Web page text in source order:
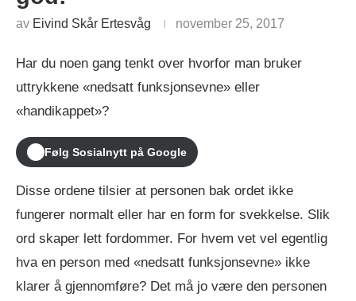
av Eivind Skår Ertesvåg november 25, 2017
Har du noen gang tenkt over hvorfor man bruker
uttrykkene «nedsatt funksjonsevne» eller
«handikappet»?
Følg Sosialnytt på Google
Disse ordene tilsier at personen bak ordet ikke
fungerer normalt eller har en form for svekkelse. Slik
ord skaper lett fordommer. For hvem vet vel egentlig
hva en person med «nedsatt funksjonsevne» ikke
klarer å gjennomføre? Det må jo være den personen